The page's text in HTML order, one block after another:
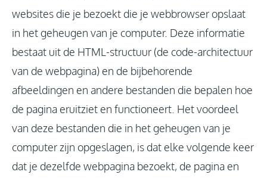
websites die je bezoekt die je webbrowser opslaat
in het geheugen van je computer. Deze informatie
bestaat uit de HTML-structuur (de code-architectuur
van de webpagina) en de bijbehorende
afbeeldingen en andere bestanden die bepalen hoe
de pagina eruitziet en functioneert. Het voordeel
van deze bestanden die in het geheugen van je
computer zijn opgeslagen, is dat elke volgende keer
dat je dezelfde webpagina bezoekt, de pagina en